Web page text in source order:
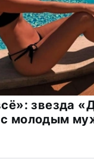
звезда
с молодым